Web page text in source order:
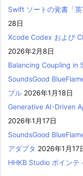
Swift ソートの覚書「英
28日
Xcode Codex および
2026年2月8日
Balancing Coupling in
SoundsGood
ブル 2026年1月18日
Generative AI-Driven
2026年1月17日
SoundsGood
アダプタ 2026年1月17
HHKB Studio ポインテ